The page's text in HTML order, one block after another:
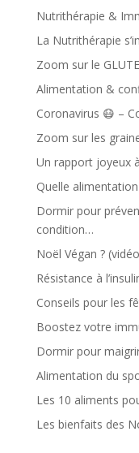
Nutrithérapie &
La Nutrithérapie
Zoom sur le
Alimentation &
Coronavirus 😷 –
Zoom sur les
Un rapport joyeux
Quelle
Dormir pour
condition…
Noël Végan ?
Résistance à
Conseils pour les
Boostez votre
Dormir pour
Alimentation du
Les 10 aliments
Les bienfaits des